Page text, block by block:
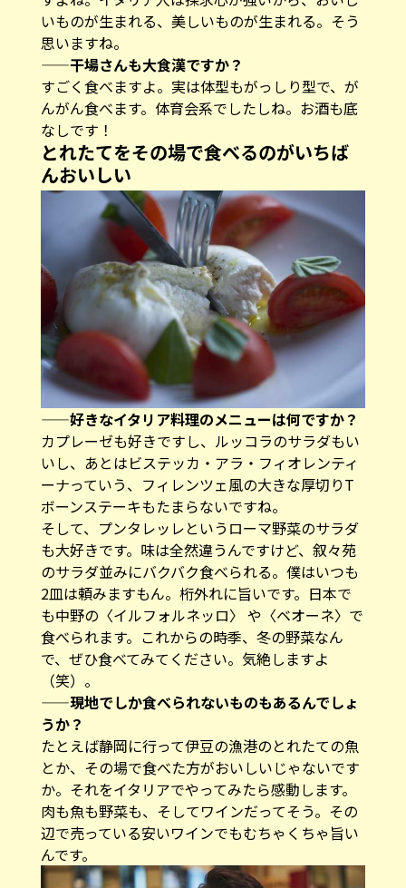
いものが生まれる、美しいものが生まれる。そう
思いますね。
——干場さんも大食漢ですか？
すごく食べますよ。実は体型もがっしり型で、が
んがん食べます。体育会系でしたしね。お酒も底
なしです！
とれたてをその場で食べるのがいちば
んおいしい
——好きなイタリア料理のメニューは何ですか？
カプレーゼも好きですし、ルッコラのサラダもい
いし、あとはビステッカ・アラ・フィオレンティ
ーナっていう、フィレンツェ風の大きな厚切りT
ボーンステーキもたまらないですね。
そして、プンタレッレというローマ野菜のサラダ
も大好きです。味は全然違うんですけど、叙々苑
のサラダ並みにバクバク食べられる。僕はいつも
2皿は頼みますもん。桁外れに旨いです。日本で
も中野の〈イルフォルネッロ〉 や〈ベオーネ〉で
食べられます。これからの時季、冬の野菜なん
で、ぜひ食べてみてください。気絶しますよ
（笑）。
——現地でしか食べられないものもあるんでしょ
うか？
たとえば静岡に行って伊豆の漁港のとれたての魚
とか、その場で食べた方がおいしいじゃないです
か。それをイタリアでやってみたら感動します。
肉も魚も野菜も、そしてワインだってそう。その
辺で売っている安いワインでもむちゃくちゃ旨い
んです。